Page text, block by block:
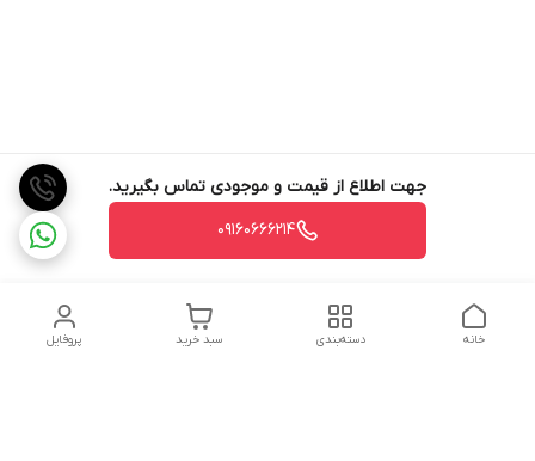
جهت اطلاع از قیمت و موجودی تماس بگیرید.
09160666214
پروفایل سبد خرید دسته‌بندی خانه